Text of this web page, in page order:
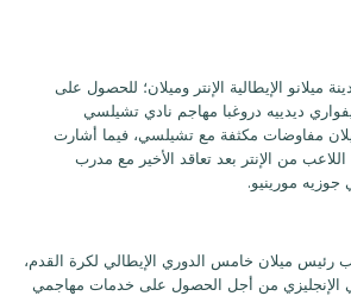
ميلانو الإيطالية الإنتر وميلان؛ للحصول على
ديدييه دروغبا مهاجم نادي تشيلسي
مفاوضات مكثفة مع تشيلسي، فيما أشارت
من الإنتر بعد تعاقد الأخير مع مدرب
مورينيو.
رئيس ميلان خامس الدوري الإيطالي لكرة القدم،
من أجل الحصول على خدمات مهاجمي